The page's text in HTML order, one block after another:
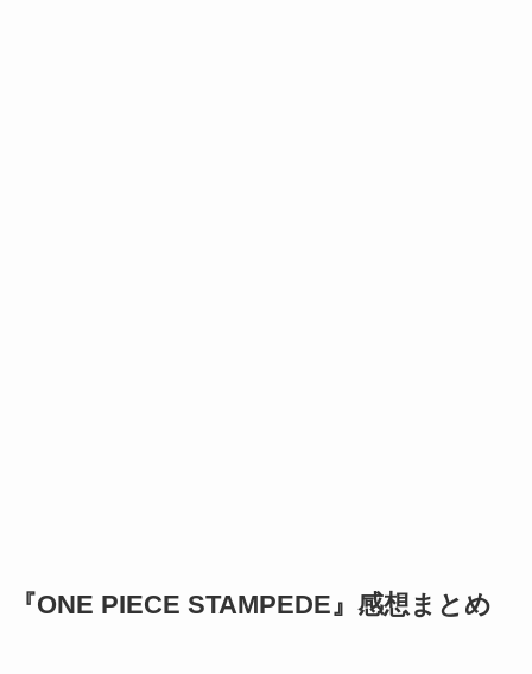
『ONE PIECE STAMPEDE』感想まとめ